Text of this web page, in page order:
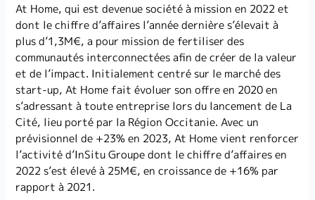
At Home, qui est devenue société à mission en 2022 et
dont le chiffre d’affaires l’année dernière s’élevait à
plus d’1,3M€, a pour mission de fertiliser des
communautés interconnectées afin de créer de la valeur
et de l’impact. Initialement centré sur le marché des
start-up, At Home fait évoluer son offre en 2020 en
s’adressant à toute entreprise lors du lancement de La
Cité, lieu porté par la Région Occitanie. Avec un
prévisionnel de +23% en 2023, At Home vient renforcer
l’activité d’InSitu Groupe dont le chiffre d’affaires en
2022 s’est élevé à 25M€, en croissance de +16% par
rapport à 2021.